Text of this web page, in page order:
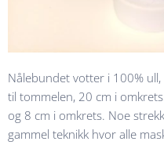
Nålebundet votter i 100%
til tommelen, 20 cm i
og 8 cm i omkrets. Noe
gammel teknikk hvor alle